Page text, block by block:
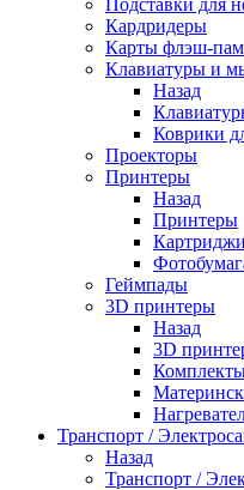
Подставки для
Кардридеры
Карты флэш-
Клавиатуры и
Назад
Коврики
Проекторы
Принтеры
Назад
Принтеры
Картриджи
Геймпады
3D принтеры
Назад
3D
Транспорт /
Назад
Транспорт /